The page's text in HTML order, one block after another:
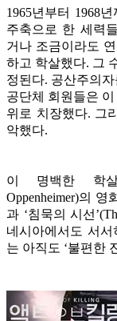
1965년부터 1968
주축으로 한 세력
거나 조금이라도
하고 학살했다. 그
정된다. 공산주의
공단체 회원들은
위로 치장했다. 그
악했다.
이 명백한 학살
Oppenheimer)의 영
과 ‘침묵의 시선
네시아에서도 서서
는 아직도 ‘불편한